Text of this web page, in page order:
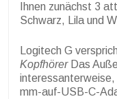
Ihnen zunächst 3
Schwarz, Lila und
Logitech G
KopfhörerDas
interessanterweise,
mm-auf-USB-C-